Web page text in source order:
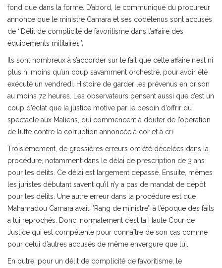
fond que dans la forme. D’abord, le communiqué du procureur
annonce que le ministre Camara et ses codétenus sont accusés
de ‘’Délit de complicité de favoritisme dans l’affaire des
équipements militaires’’.
Ils sont nombreux à s’accorder sur le fait que cette affaire n’est ni
plus ni moins qu’un coup savamment orchestré, pour avoir été
exécuté un vendredi. Histoire de garder les prévenus en prison
au moins 72 heures. Les observateurs pensent aussi que c’est un
coup d’éclat que la justice motive par le besoin d’offrir du
spectacle aux Maliens, qui commencent à douter de l’opération
de lutte contre la corruption annoncée à cor et à cri.
Troisièmement, de grossières erreurs ont été décelées dans la
procédure, notamment dans le délai de prescription de 3 ans
pour les délits. Ce délai est largement dépassé. Ensuite, mêmes
les juristes débutant savent qu’il n’y a pas de mandat de dépôt
pour les délits. Une autre erreur dans la procédure est que
Mahamadou Camara avait ‘’Rang de ministre’’ à l’époque des faits
a lui reprochés. Donc, normalement c’est la Haute Cour de
Justice qui est compétente pour connaître de son cas comme
pour celui d’autres accusés de même envergure que lui.
En outre, pour un délit de complicité de favoritisme, le